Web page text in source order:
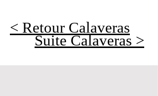
< Retour Calaveras
Suite Calaveras >